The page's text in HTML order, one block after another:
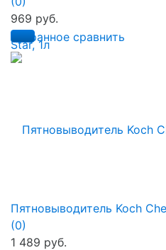
избранное сравнить
969 руб.
Пятновыводитель Koch
(0)
1 489 руб.